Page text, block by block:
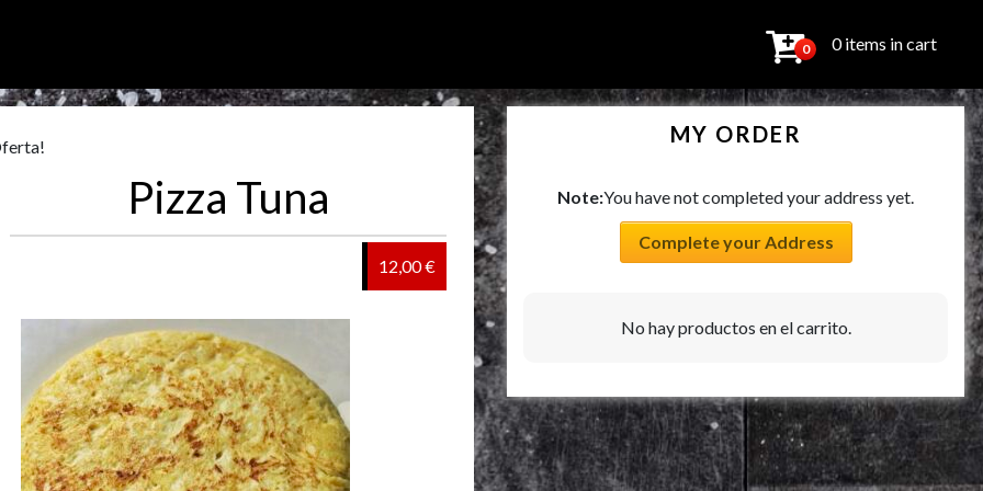
0 0 items in cart
Pizza Tuna
12,00 €
MY ORDER
Note:You have not completed your address yet.
Complete your Address
No hay productos en el carrito.